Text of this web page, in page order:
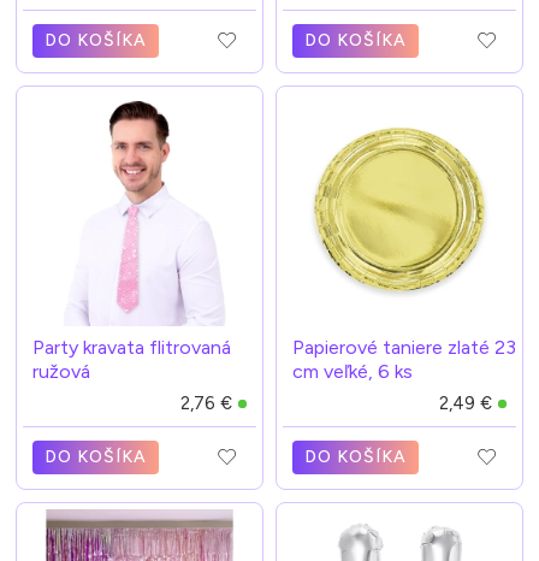
DO KOŠÍKA DO KOŠÍKA
Party kravata flitrovaná
ružová
2,76 €
DO KOŠÍKA
Papierové taniere zlaté 23
cm veľké, 6 ks
2,49 €
DO KOŠÍKA